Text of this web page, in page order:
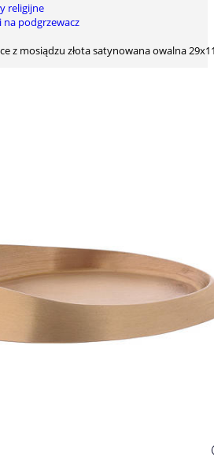
religijne
na podgrzewacz
z mosiądzu złota satynowana owalna